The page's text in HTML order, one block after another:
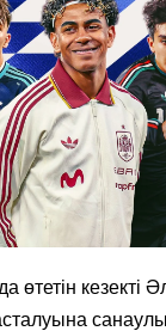
өтетін кезекті